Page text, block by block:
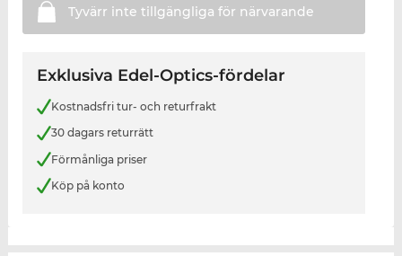
Tyvärr inte tillgängliga för närvarande
Exklusiva Edel-Optics-fördelar
Kostnadsfri tur- och returfrakt
30 dagars returrätt
Förmånliga priser
Köp på konto